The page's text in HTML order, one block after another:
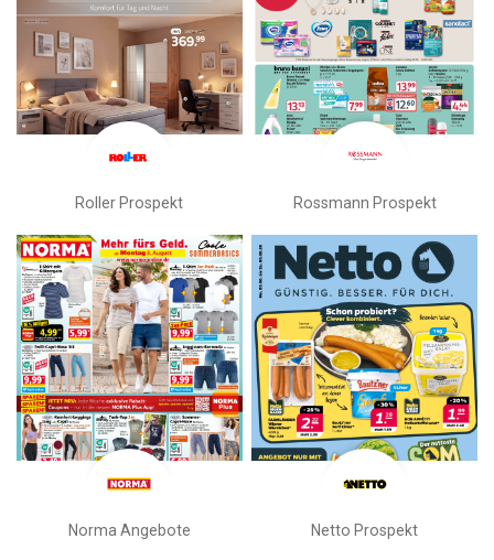
Roller Prospekt Rossmann Prospekt
Norma Angebote Netto Prospekt